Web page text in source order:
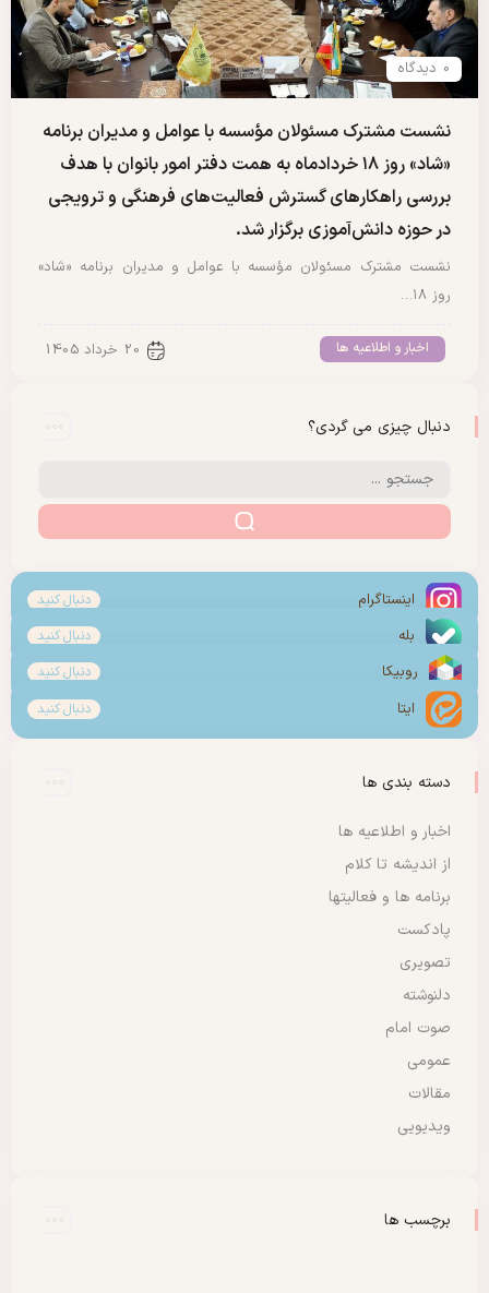
0 دیدگاه
نشست مشترک مسئولان مؤسسه با عوامل و مدیران برنامه
«شاد» روز ۱۸ خردادماه به همت دفتر امور بانوان با هدف
بررسی راهکارهای گسترش فعالیت‌های فرهنگی و ترویجی
در حوزه دانش‌آموزی برگزار شد.
نشست مشترک مسئولان مؤسسه با عوامل و مدیران برنامه «شاد»
روز ۱۸…
اخبار و اطلاعیه ها 20 خرداد 1405
دنبال چیزی می گردی؟
اینستاگرام دنبال کنید
بله دنبال کنید
روبیکا دنبال کنید
ایتا دنبال کنید
دسته بندی ها
اخبار و اطلاعیه ها
از اندیشه تا کلام
برنامه ها و فعالیتها
پادکست
تصویری
دلنوشته
صوت امام
عمومی
مقالات
ویدیویی
برچسب ها